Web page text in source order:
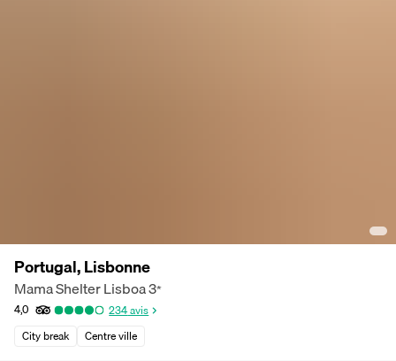
Portugal, Lisbonne
Mama Shelter Lisboa3*
4,0 234avis
City break
Centre ville